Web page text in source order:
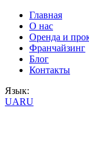
Главная
О нас
Оренда и
Франчайзинг
Блог
Контакты
Язык:
UARU